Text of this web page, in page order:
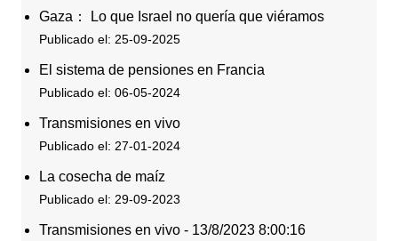
Gaza： Lo que Israel no quería que viéramos
Publicado el: 25-09-2025
El sistema de pensiones en Francia
Publicado el: 06-05-2024
Transmisiones en vivo
Publicado el: 27-01-2024
La cosecha de maíz
Publicado el: 29-09-2023
Transmisiones en vivo - 13/8/2023 8:00:16